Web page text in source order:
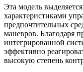
Эта модель
характеристиками
предпочтительных
маневров. Благодаря
интегрированной
эффективно
высокую степень